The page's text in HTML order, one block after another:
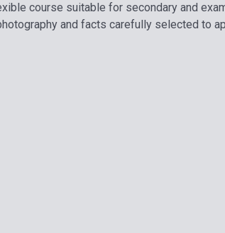
course suitable for secondary and
and facts carefully selected to